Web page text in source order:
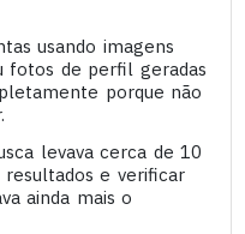
usando imagens
de perfil geradas
porque não
levava cerca de 10
e verificar
ainda mais o